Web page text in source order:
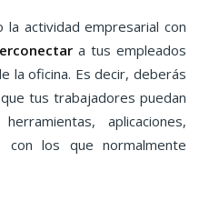
actividad empresarial con
a tus empleados
la oficina. Es decir, deberás
tus trabajadores puedan
aplicaciones,
con los que normalmente